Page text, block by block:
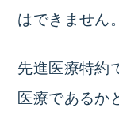
はできません。
先進医療特約
医療であるか